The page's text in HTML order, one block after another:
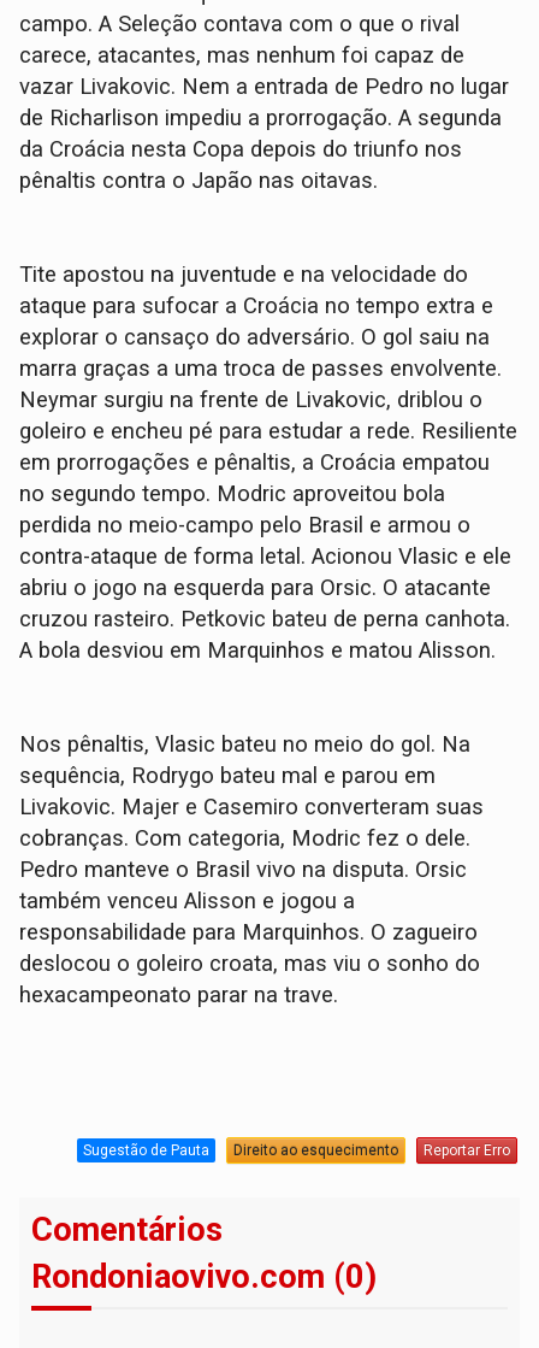
campo. A Seleção contava com o que o rival
carece, atacantes, mas nenhum foi capaz de
vazar Livakovic. Nem a entrada de Pedro no lugar
de Richarlison impediu a prorrogação. A segunda
da Croácia nesta Copa depois do triunfo nos
pênaltis contra o Japão nas oitavas.
Tite apostou na juventude e na velocidade do
ataque para sufocar a Croácia no tempo extra e
explorar o cansaço do adversário. O gol saiu na
marra graças a uma troca de passes envolvente.
Neymar surgiu na frente de Livakovic, driblou o
goleiro e encheu pé para estudar a rede. Resiliente
em prorrogações e pênaltis, a Croácia empatou
no segundo tempo. Modric aproveitou bola
perdida no meio-campo pelo Brasil e armou o
contra-ataque de forma letal. Acionou Vlasic e ele
abriu o jogo na esquerda para Orsic. O atacante
cruzou rasteiro. Petkovic bateu de perna canhota.
A bola desviou em Marquinhos e matou Alisson.
Nos pênaltis, Vlasic bateu no meio do gol. Na
sequência, Rodrygo bateu mal e parou em
Livakovic. Majer e Casemiro converteram suas
cobranças. Com categoria, Modric fez o dele.
Pedro manteve o Brasil vivo na disputa. Orsic
também venceu Alisson e jogou a
responsabilidade para Marquinhos. O zagueiro
deslocou o goleiro croata, mas viu o sonho do
hexacampeonato parar na trave.
Sugestão de Pauta Direito ao esquecimento Reportar Erro
Comentários
Rondoniaovivo.com (0)